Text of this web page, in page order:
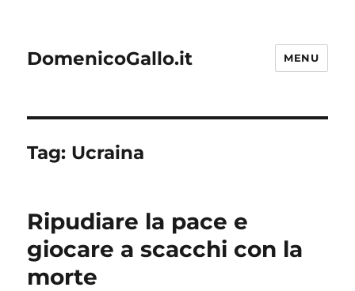
DomenicoGallo.it MENU
Tag: Ucraina
Ripudiare la pace e
giocare a scacchi con la
morte